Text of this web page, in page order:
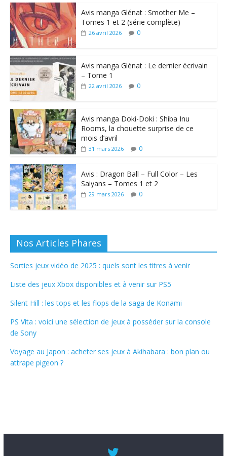
Avis manga Glénat : Smother Me –
Tomes 1 et 2 (série complète)
26 avril 2026 0
Avis manga Glénat : Le dernier écrivain
– Tome 1
22 avril 2026 0
Avis manga Doki-Doki : Shiba Inu
Rooms, la chouette surprise de ce
mois d’avril
31 mars 2026 0
Avis : Dragon Ball – Full Color – Les
Saiyans – Tomes 1 et 2
29 mars 2026 0
Nos Articles Phares
Sorties jeux vidéo de 2025 : quels sont les titres à venir
Liste des jeux Xbox disponibles et à venir sur PS5
Silent Hill : les tops et les flops de la saga de Konami
PS Vita : voici une sélection de jeux à posséder sur la console
de Sony
Voyage au Japon : acheter ses jeux à Akihabara : bon plan ou
attrape pigeon ?